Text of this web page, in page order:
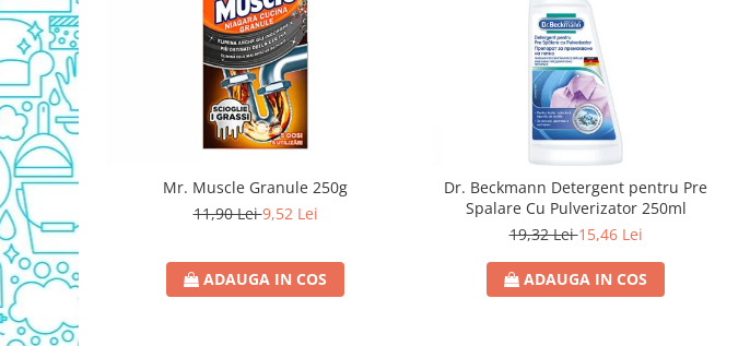
Dezinfectant Sano
Domestos Verde
Domestos WC
Gel Antibacterian
Igienol Dezinfectant
Produse Curatenie Baie
Produse Sano Baie
Sanytol Dezinfectant
Hartie Igienica
Prosoape De Hartie Si Servetele
Prosoape de Hartie
Odorizant Camera Profesional
Mr. Muscle Granule 250g
11,90 Lei9,52 Lei
ADAUGA IN COS
Dr. Beckmann Detergent pentru Pre
Spalare Cu Pulverizator 250ml
19,32 Lei15,46 Lei
ADAUGA IN COS